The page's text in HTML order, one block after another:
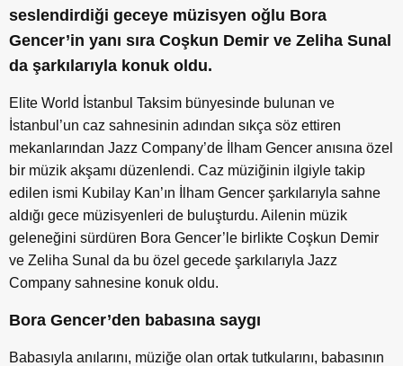
seslendirdiği geceye müzisyen oğlu Bora
Gencer’in yanı sıra Coşkun Demir ve Zeliha Sunal
da şarkılarıyla konuk oldu.
Elite World İstanbul Taksim bünyesinde bulunan ve
İstanbul’un caz sahnesinin adından sıkça söz ettiren
mekanlarından Jazz Company’de İlham Gencer anısına özel
bir müzik akşamı düzenlendi. Caz müziğinin ilgiyle takip
edilen ismi Kubilay Kan’ın İlham Gencer şarkılarıyla sahne
aldığı gece müzisyenleri de buluşturdu. Ailenin müzik
geleneğini sürdüren Bora Gencer’le birlikte Coşkun Demir
ve Zeliha Sunal da bu özel gecede şarkılarıyla Jazz
Company sahnesine konuk oldu.
Bora Gencer’den babasına saygı
Babasıyla anılarını, müziğe olan ortak tutkularını, babasının